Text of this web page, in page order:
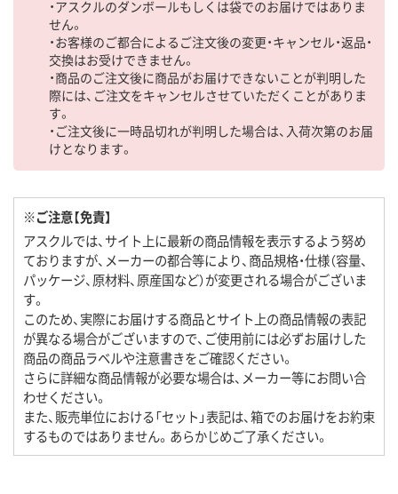
・アスクルのダンボールもしくは袋でのお届けではありま
せん。
・お客様のご都合によるご注文後の変更・キャンセル・返品・
交換はお受けできません。
・商品のご注文後に商品がお届けできないことが判明した
際には、ご注文をキャンセルさせていただくことがありま
す。
・ご注文後に一時品切れが判明した場合は、入荷次第のお届
けとなります。
※ご注意【免責】
アスクルでは、サイト上に最新の商品情報を表示するよう努め
ておりますが、メーカーの都合等により、商品規格・仕様（容量、
パッケージ、原材料、原産国など）が変更される場合がございま
す。
このため、実際にお届けする商品とサイト上の商品情報の表記
が異なる場合がございますので、ご使用前には必ずお届けした
商品の商品ラベルや注意書きをご確認ください。
さらに詳細な商品情報が必要な場合は、メーカー等にお問い合
わせください。
また、販売単位における「セット」表記は、箱でのお届けをお約束
するものではありません。あらかじめご了承ください。